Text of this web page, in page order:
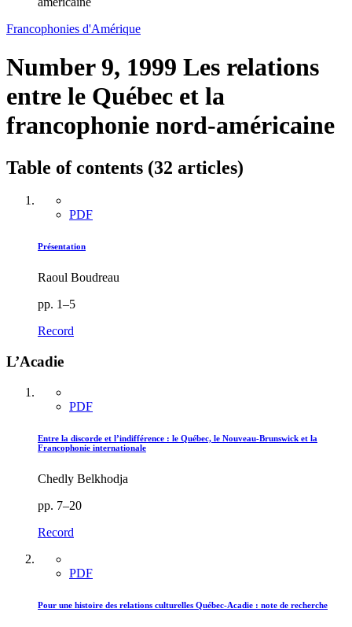
Francophonies d'Amérique
Number 9, 1999 Les relations
entre le Québec et la
francophonie nord-américaine
Table of contents (32 articles)
PDF
Présentation
Raoul Boudreau
pp. 1–5
Record
L’Acadie
PDF
Entre la discorde et l’indifférence : le Québec, le Nouveau-Brunswick et la
Francophonie internationale
Chedly Belkhodja
pp. 7–20
Record
PDF
Pour une histoire des relations culturelles Québec-Acadie : note de recherche